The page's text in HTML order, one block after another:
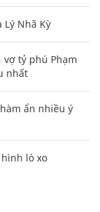
Nhã Kỳ
tỷ phú Phạm
nhất
ẩn nhiều ý
lò xo